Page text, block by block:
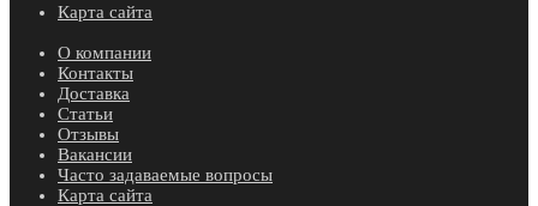
Карта сайта
О компании
Контакты
Доставка
Статьи
Отзывы
Вакансии
Часто задаваемые вопросы
Карта сайта